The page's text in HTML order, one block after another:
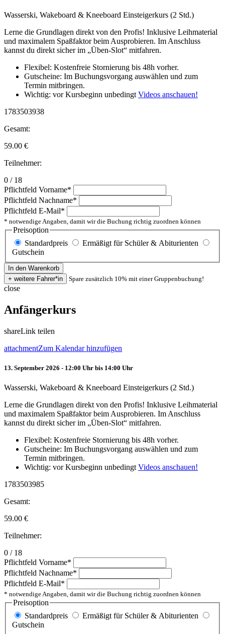
Wasserski, Wakeboard & Kneeboard Einsteigerkurs (2 Std.)
Lerne die Grundlagen direkt von den Profis! Inklusive Leihmaterial
und maximalem Spaßfaktor beim Ausprobieren. Im Anschluss
kannst du direkt sicher im „Üben-Slot“ mitfahren.
Flexibel: Kostenfreie Stornierung bis 48h vorher.
Gutscheine: Im Buchungsvorgang auswählen und zum
Termin mitbringen.
Wichtig: vor Kursbeginn unbedingt Videos anschauen!
1783503938
Gesamt:
59.00 €
Teilnehmer:
0 / 18
Pflichtfeld Vorname*
Pflichtfeld Nachname*
Pflichtfeld E-Mail*
* notwendige Angaben, damit wir die Buchung richtig zuordnen können
Preisoption
Standardpreis
Ermäßigt für Schüler & Abiturienten
Gutschein
Spare zusätzlich 10% mit einer Gruppenbuchung!
close
Anfängerkurs
shareLink teilen
attachmentZum Kalendar hinzufügen
13. September 2026 - 12:00 Uhr bis 14:00 Uhr
Wasserski, Wakeboard & Kneeboard Einsteigerkurs (2 Std.)
Lerne die Grundlagen direkt von den Profis! Inklusive Leihmaterial
und maximalem Spaßfaktor beim Ausprobieren. Im Anschluss
kannst du direkt sicher im „Üben-Slot“ mitfahren.
Flexibel: Kostenfreie Stornierung bis 48h vorher.
Gutscheine: Im Buchungsvorgang auswählen und zum
Termin mitbringen.
Wichtig: vor Kursbeginn unbedingt Videos anschauen!
1783503985
Gesamt:
59.00 €
Teilnehmer:
0 / 18
Pflichtfeld Vorname*
Pflichtfeld Nachname*
Pflichtfeld E-Mail*
* notwendige Angaben, damit wir die Buchung richtig zuordnen können
Preisoption
Standardpreis
Ermäßigt für Schüler & Abiturienten
Gutschein